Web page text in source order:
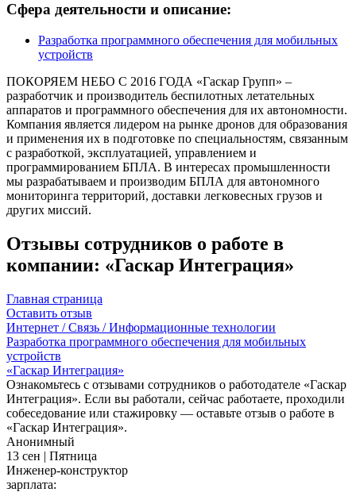
Сфера деятельности и описание:
Разработка программного обеспечения для мобильных
устройств
ПОКОРЯЕМ НЕБО С 2016 ГОДА «Гаскар Групп» –
разработчик и производитель беспилотных летательных
аппаратов и программного обеспечения для их автономности.
Компания является лидером на рынке дронов для образования
и применения их в подготовке по специальностям, связанным
с разработкой, эксплуатацией, управлением и
программированием БПЛА. В интересах промышленности
мы разрабатываем и производим БПЛА для автономного
мониторинга территорий, доставки легковесных грузов и
других миссий.
Отзывы сотрудников о работе в
компании: «Гаскар Интеграция»
Главная страница
Оставить отзыв
Интернет / Связь / Информационные технологии
Разработка программного обеспечения для мобильных
устройств
«Гаскар Интеграция»
Ознакомьтесь с отзывами сотрудников о работодателе «Гаскар
Интеграция». Если вы работали, сейчас работаете, проходили
собеседование или стажировку — оставьте отзыв о работе в
«Гаскар Интеграция».
Анонимный
13 сен | Пятница
Инженер-конструктор
зарплата: